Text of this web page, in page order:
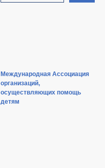
Международная Ассоциация
организаций,
осуществляющих помощь
детям